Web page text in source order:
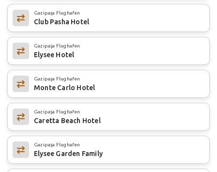
Gazipaşa Flughafen
Club Pasha Hotel
Gazipaşa Flughafen
Elysee Hotel
Gazipaşa Flughafen
Monte Carlo Hotel
Gazipaşa Flughafen
Caretta Beach Hotel
Gazipaşa Flughafen
Elysee Garden Family